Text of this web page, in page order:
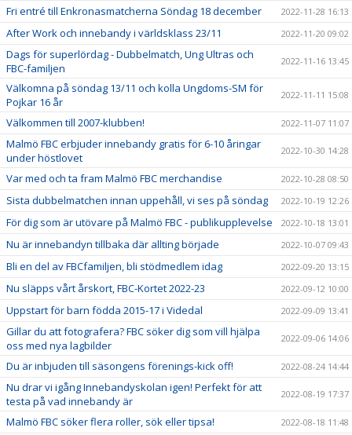
Fri entré till Enkronasmatcherna Söndag 18 december 2022-11-28 16:13
After Work och innebandy i världsklass 23/11 2022-11-20 09:02
Dags för superlördag - Dubbelmatch, Ung Ultras och
FBC-familjen
2022-11-16 13:45
Välkomna på söndag 13/11 och kolla Ungdoms-SM för
Pojkar 16 år
2022-11-11 15:08
Välkommen till 2007-klubben! 2022-11-07 11:07
Malmö FBC erbjuder innebandy gratis för 6-10 åringar
under höstlovet
2022-10-30 14:28
Var med och ta fram Malmö FBC merchandise 2022-10-28 08:50
Sista dubbelmatchen innan uppehåll, vi ses på söndag 2022-10-19 12:26
För dig som är utövare på Malmö FBC - publikupplevelse 2022-10-18 13:01
Nu är innebandyn tillbaka där allting började 2022-10-07 09:43
Bli en del av FBCfamiljen, bli stödmedlem idag 2022-09-20 13:15
Nu släpps vårt årskort, FBC-Kortet 2022-23 2022-09-12 10:00
Uppstart för barn födda 2015-17 i Videdal 2022-09-09 13:41
Gillar du att fotografera? FBC söker dig som vill hjälpa
oss med nya lagbilder
2022-09-06 14:06
Du är inbjuden till säsongens förenings-kick off! 2022-08-24 14:44
Nu drar vi igång Innebandyskolan igen! Perfekt för att
testa på vad innebandy är
2022-08-19 17:37
Malmö FBC söker flera roller, sök eller tipsa! 2022-08-18 11:48